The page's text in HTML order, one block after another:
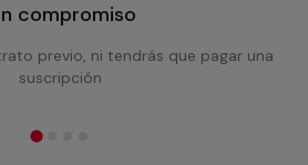
compromiso
previo, ni tendrás que pagar una
suscripción